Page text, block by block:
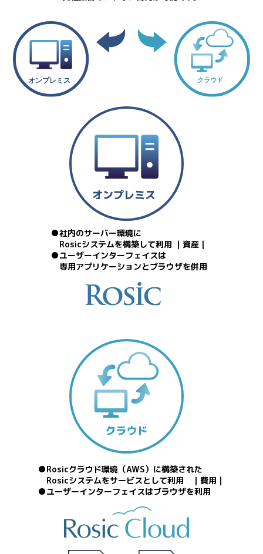
社内のサーバー環境に
Rosicシステムを構築して利用 ｜資産｜
ユーザーインターフェイスは
専用アプリケーションとブラウザを併用
Rosicクラウド環境（AWS）に構築された
Rosicシステムをサービスとして利用 ｜費用｜
ユーザーインターフェイスはブラウザを利用